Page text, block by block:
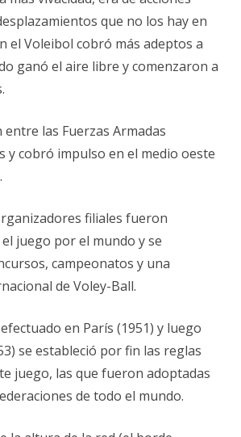
que no los hay en
el Voleibol cobró más adeptos a
ganó el aire libre y comenzaron a
las Fuerzas Armadas
y cobró impulso en el medio oeste
filiales fueron
juego por el mundo y se
campeonatos y una
de Voley-Ball.
en París (1951) y luego
se estableció por fin las reglas
juego, las que fueron adoptadas
de todo el mundo.